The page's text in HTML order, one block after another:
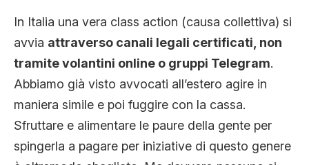
In Italia una vera class action (causa collettiva) si
avvia attraverso canali legali certificati, non
tramite volantini online o gruppi Telegram.
Abbiamo già visto avvocati all’estero agire in
maniera simile e poi fuggire con la cassa.
Sfruttare e alimentare le paure della gente per
spingerla a pagare per iniziative di questo genere